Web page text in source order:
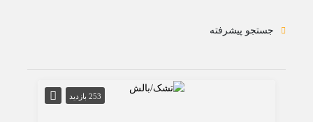
جستجو پیشرفته
253 بازدید